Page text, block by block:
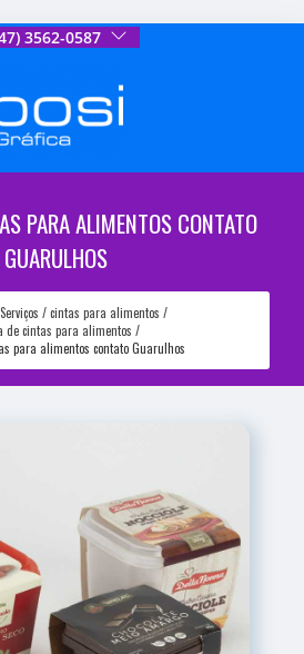
3562-0587
PARA ALIMENTOS CONTATO
GUARULHOS
Serviços
cintas para alimentos
de cintas para alimentos
para alimentos contato Guarulhos